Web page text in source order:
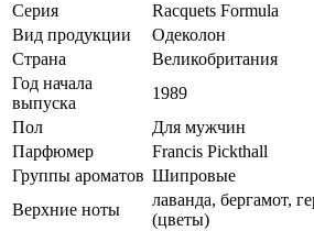
Серия
Racquets Formula
Вид продукции
Одеколон
Страна
Великобритания
Год начала
выпуска
1989
Пол
Для мужчин
Парфюмер
Francis Pickthall
Группы ароматов Шипровые
Верхние ноты
лаванда, бергамот,
(цветы)